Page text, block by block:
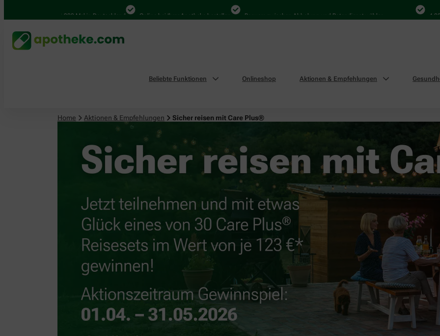
4.000 Mal in Deutschland Online bei Ihrer Apotheke bestellen Bequem zwischen Abholung und Botendienst wählen 4.000 Mal
Beliebte Funktionen Onlineshop Aktionen & Empfehlungen
Home Aktionen & Empfehlungen Sicher reisen mit Care Plus®